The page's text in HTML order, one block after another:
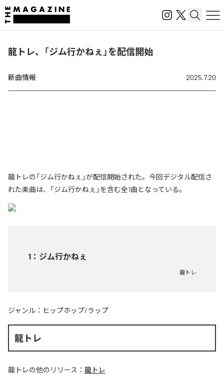
龍トレ、「ジム行かねぇ」を配信開始
新曲情報 2025.7.20
龍トレの「ジム行かねぇ」が配信開始された。今回デジタル配信さ
れた楽曲は、「ジム行かねぇ」を含む全1曲となっている。
1 ： ジム行かねぇ
龍トレ
ジャンル： ヒップホップ/ラップ
龍トレ
龍トレの他のリリース： 龍トレ